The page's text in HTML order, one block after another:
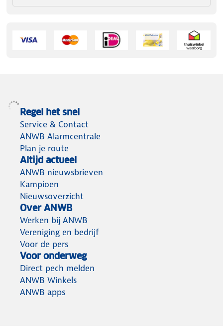
Regel het snel
Service & Contact
ANWB Alarmcentrale
Plan je route
Altijd actueel
ANWB nieuwsbrieven
Kampioen
Nieuwsoverzicht
Over ANWB
Werken bij ANWB
Vereniging en bedrijf
Voor de pers
Voor onderweg
Direct pech melden
ANWB Winkels
ANWB apps